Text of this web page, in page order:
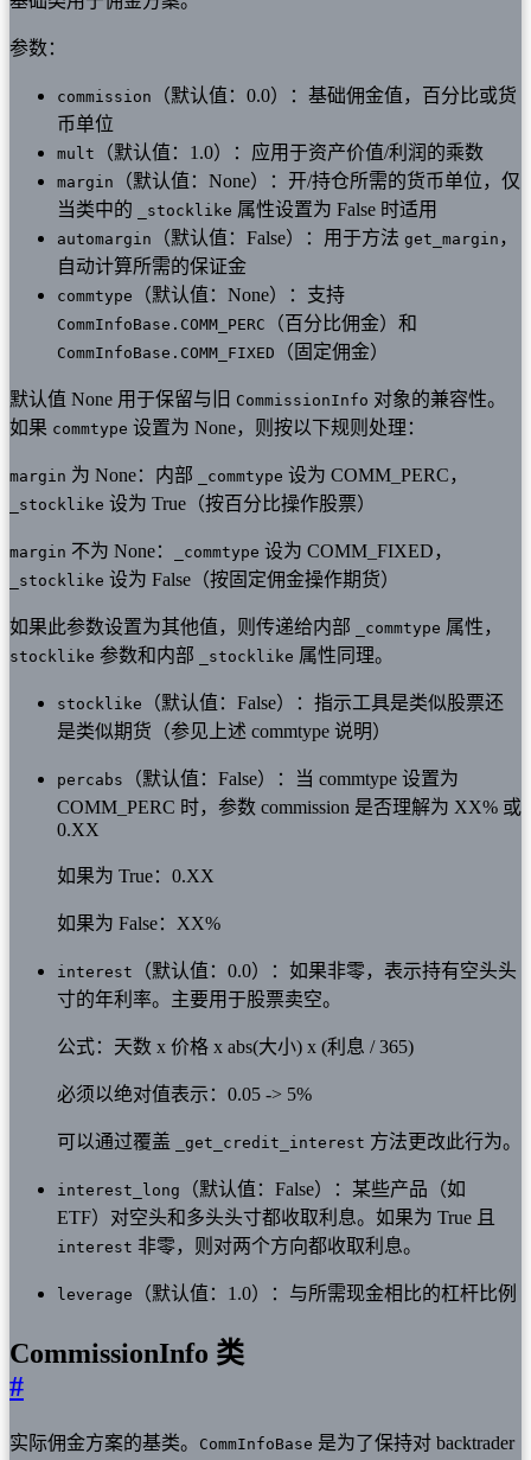
参数：
commission
（默认值：0.0）：基础佣金值，百分比或货
币单位
mult （默认值：1.0）：应用于资产价值/利润的乘数
margin
（默认值：None）：开/持仓所需的货币单位，仅
当类中的
_stocklike 属性设置为 False 时适用
automargin （默认值：False）：用于方法 get_margin ，
自动计算所需的保证金
commtype （默认值：None）：支持
CommInfoBase.COMM_PERC （百分比佣金）和
CommInfoBase.COMM_FIXED （固定佣金）
默认值 None 用于保留与旧 CommissionInfo 对象的兼容性。
如果 commtype 设置为 None，则按以下规则处理：
margin 为 None：内部 _commtype 设为 COMM_PERC，
_stocklike 设为 True（按百分比操作股票）
margin 不为 None： _commtype 设为 COMM_FIXED，
_stocklike 设为 False（按固定佣金操作期货）
如果此参数设置为其他值，则传递给内部 _commtype 属性，
stocklike 参数和内部 _stocklike 属性同理。
stocklike
（默认值：False）：指示工具是类似股票还
是类似期货（参见上述 commtype 说明）
percabs
（默认值：False）：当 commtype 设置为
COMM_PERC 时，参数 commission 是否理解为 XX% 或
0.XX
如果为 True：0.XX
如果为 False：XX%
interest
（默认值：0.0）：如果非零，表示持有空头头
寸的年利率。主要用于股票卖空。
公式：天数 x 价格 x abs(大小) x (利息 / 365)
必须以绝对值表示：0.05 -> 5%
可以通过覆盖 _get_credit_interest 方法更改此行为。
interest_long
（默认值：False）：某些产品（如
ETF）对空头和多头头寸都收取利息。如果为 True 且
interest 非零，则对两个方向都收取利息。
leverage （默认值：1.0）：与所需现金相比的杠杆比例
CommissionInfo 类
#
实际佣金方案的基类。 CommInfoBase 是为了保持对 backtrader